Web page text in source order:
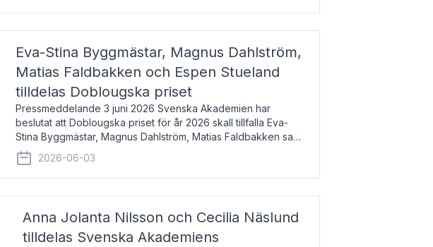
Eva-Stina Byggmästar, Magnus Dahlström,
Matias Faldbakken och Espen Stueland
tilldelas Doblougska priset
Pressmeddelande 3 juni 2026 Svenska Akademien har
beslutat att Doblougska priset för år 2026 skall tillfalla Eva-
Stina Byggmästar, Magnus Dahlström, Matias Faldbakken samt
Espen Stueland. Prisbeloppet är 200 000 svenska kronor per
mottagare
2026-06-03
Anna Jolanta Nilsson och Cecilia Näslund
tilldelas Svenska Akademiens